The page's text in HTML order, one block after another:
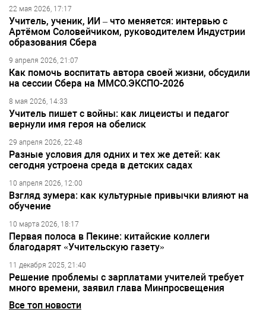
22 мая 2026, 17:17
Учитель, ученик, ИИ – что меняется: интервью с
Артёмом Соловейчиком, руководителем Индустрии
образования Сбера
9 апреля 2026, 21:07
Как помочь воспитать автора своей жизни, обсудили
на сессии Сбера на ММСО.ЭКСПО-2026
8 мая 2026, 14:33
Учитель пишет с войны: как лицеисты и педагог
вернули имя героя на обелиск
29 апреля 2026, 22:48
Разные условия для одних и тех же детей: как
сегодня устроена среда в детских садах
10 апреля 2026, 12:00
Взгляд зумера: как культурные привычки влияют на
обучение
10 марта 2026, 18:17
Первая полоса в Пекине: китайские коллеги
благодарят «Учительскую газету»
11 декабря 2025, 21:40
Решение проблемы с зарплатами учителей требует
много времени, заявил глава Минпросвещения
Все топ новости